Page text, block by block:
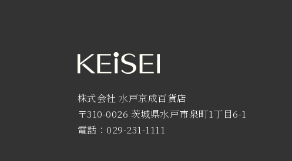
株式会社 水戸京成百貨店
〒310-0026 茨城県水戸市泉町1丁目6-1
電話：029-231-1111